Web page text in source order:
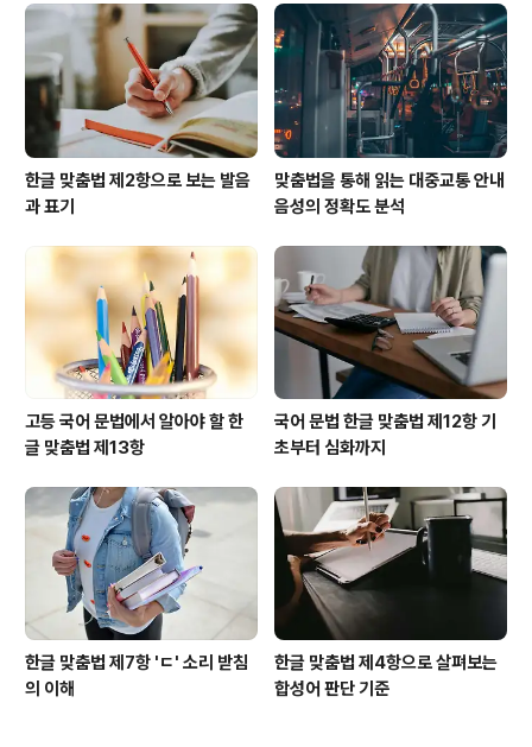
한글 맞춤법 제2항으로 보는 발음
과 표기
맞춤법을 통해 읽는 대중교통 안내
음성의 정확도 분석
고등 국어 문법에서 알아야 할 한
글 맞춤법 제13항
국어 문법 한글 맞춤법 제12항 기
초부터 심화까지
한글 맞춤법 제7항 'ㄷ' 소리 받침
의 이해
한글 맞춤법 제4항으로 살펴보는
합성어 판단 기준